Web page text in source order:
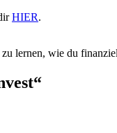
HIER.
lernen, wie du